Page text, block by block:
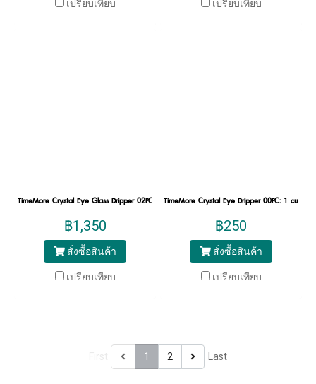
เปรียบเทียบ เปรียบเทียบ
TimeMore Crystal Eye Glass Dripper 02PC: Silver Metal Holder
฿1,350
สั่งซื้อสินค้า
เปรียบเทียบ
TimeMore Crystal Eye Dripper 00PC: 1 cup
฿250
สั่งซื้อสินค้า
เปรียบเทียบ
1 2 Last